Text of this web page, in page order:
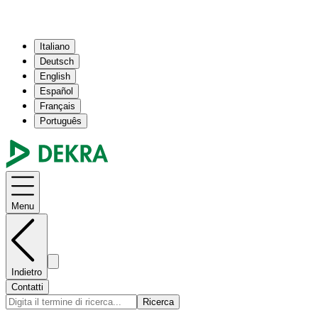
Italiano
Deutsch
English
Español
Français
Português
Menu
Indietro
Contatti
Ricerca